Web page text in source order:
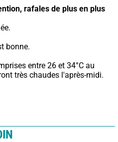
rafales de plus en plus
bonne.
entre 26 et 34°C au
très chaudes l'après-midi.